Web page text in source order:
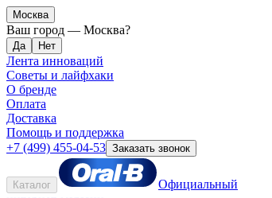
Москва
Ваш город — Москва?
Лента инноваций
Советы и лайфхаки
О бренде
Оплата
Доставка
Помощь и поддержка
+7 (499) 455-04-53 Заказать звонок
Каталог
Официальный